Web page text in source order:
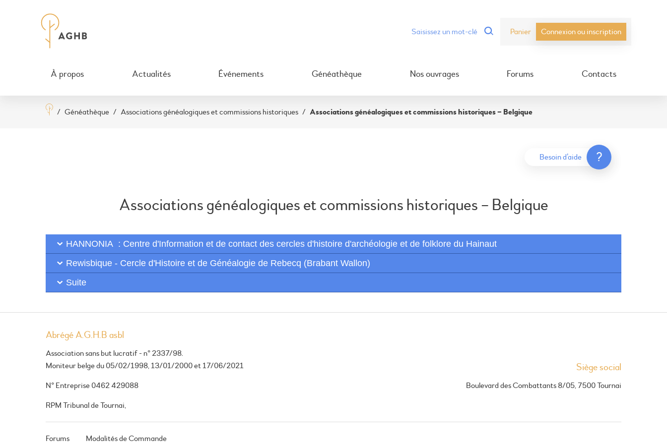
Panier Connexion ou inscription
À propos Actualités Événements Généathèque Nos ouvrages Forums Contacts
/ Généathèque / Associations généalogiques et commissions historiques / Associations généalogiques et commissions historiques – Belgique
Besoin d’aide ?
Associations généalogiques et commissions historiques – Belgique
HANNONIA : Centre d'Information et de contact des cercles d'histoire d'archéologie et de folklore du Hainaut
Rewisbique - Cercle d'Histoire et de Généalogie de Rebecq (Brabant Wallon)
Suite
Abrégé A.G.H.B asbl
Association sans but lucratif - n° 2337/98.
Moniteur belge du 05/02/1998, 13/01/2000 et 17/06/2021
N° Entreprise 0462 429088
RPM Tribunal de Tournai,
Siège social
Boulevard des Combattants 8/05, 7500 Tournai
Forums Modalités de Commande